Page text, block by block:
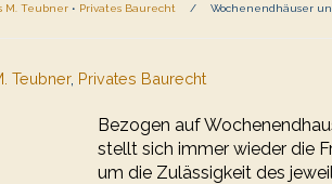
M. Teubner • Privates Baurecht / Wochenendhäuser
Teubner, Privates Baurecht
Bezogen auf
stellt sich immer wieder die
um die Zulässigkeit des